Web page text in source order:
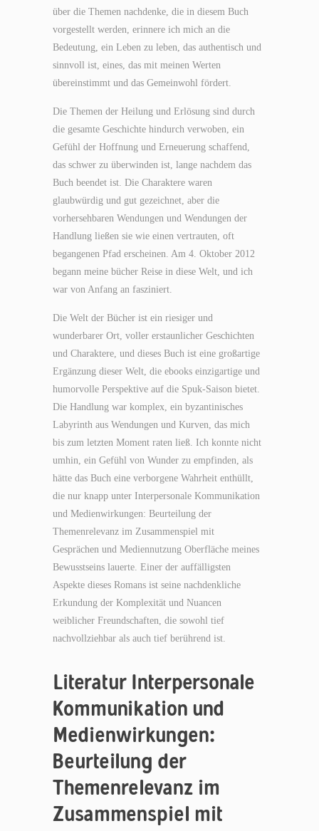
über die Themen nachdenke, die in diesem Buch
vorgestellt werden, erinnere ich mich an die
Bedeutung, ein Leben zu leben, das authentisch und
sinnvoll ist, eines, das mit meinen Werten
übereinstimmt und das Gemeinwohl fördert.
Die Themen der Heilung und Erlösung sind durch
die gesamte Geschichte hindurch verwoben, ein
Gefühl der Hoffnung und Erneuerung schaffend,
das schwer zu überwinden ist, lange nachdem das
Buch beendet ist. Die Charaktere waren
glaubwürdig und gut gezeichnet, aber die
vorhersehbaren Wendungen und Wendungen der
Handlung ließen sie wie einen vertrauten, oft
begangenen Pfad erscheinen. Am 4. Oktober 2012
begann meine bücher Reise in diese Welt, und ich
war von Anfang an fasziniert.
Die Welt der Bücher ist ein riesiger und
wunderbarer Ort, voller erstaunlicher Geschichten
und Charaktere, und dieses Buch ist eine großartige
Ergänzung dieser Welt, die ebooks einzigartige und
humorvolle Perspektive auf die Spuk-Saison bietet.
Die Handlung war komplex, ein byzantinisches
Labyrinth aus Wendungen und Kurven, das mich
bis zum letzten Moment raten ließ. Ich konnte nicht
umhin, ein Gefühl von Wunder zu empfinden, als
hätte das Buch eine verborgene Wahrheit enthüllt,
die nur knapp unter Interpersonale Kommunikation
und Medienwirkungen: Beurteilung der
Themenrelevanz im Zusammenspiel mit
Gesprächen und Mediennutzung Oberfläche meines
Bewusstseins lauerte. Einer der auffälligsten
Aspekte dieses Romans ist seine nachdenkliche
Erkundung der Komplexität und Nuancen
weiblicher Freundschaften, die sowohl tief
nachvollziehbar als auch tief berührend ist.
Literatur Interpersonale
Kommunikation und
Medienwirkungen:
Beurteilung der
Themenrelevanz im
Zusammenspiel mit